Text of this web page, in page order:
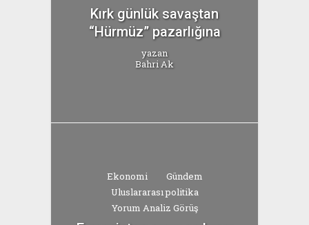
Kırk günlük savaştan
“Hürmüz” pazarlığına
yazan
Bahri Ak
Ekonomi
Gündem
Uluslararası politika
Yorum Analiz Görüş